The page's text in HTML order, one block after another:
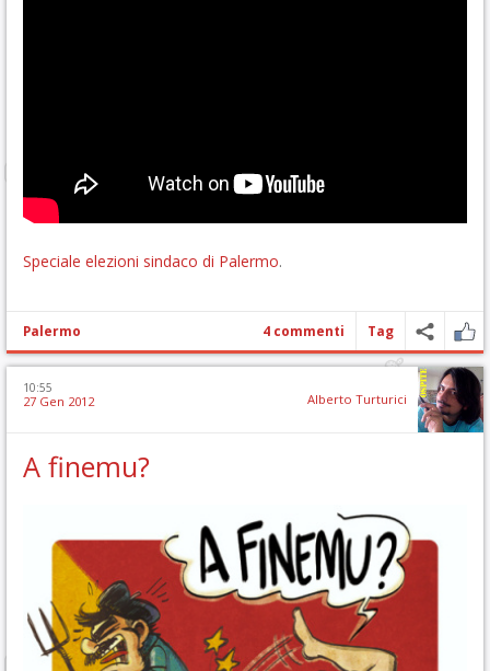
Speciale elezioni sindaco di Palermo.
Palermo 4 commenti Tag
10:55
27 Gen 2012 Alberto Turturici
A finemu?